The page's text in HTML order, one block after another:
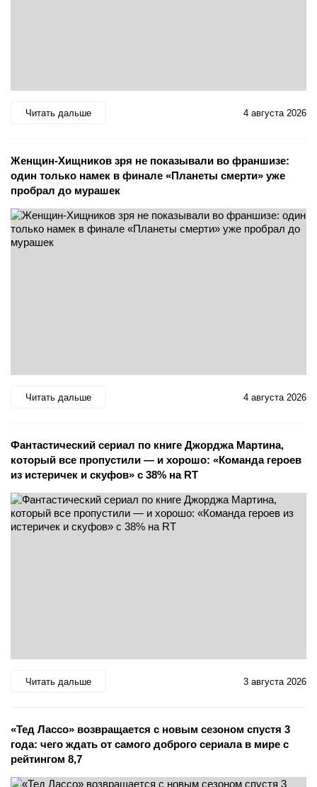
Читать дальше 4 августа 2026
Женщин-Хищников зря не показывали во франшизе:
один только намек в финале «Планеты смерти» уже
пробрал до мурашек
Читать дальше 4 августа 2026
Фантастический сериал по книге Джорджа Мартина,
который все пропустили — и хорошо: «Команда героев
из истеричек и скуфов» с 38% на RT
Читать дальше 3 августа 2026
«Тед Лассо» возвращается с новым сезоном спустя 3
года: чего ждать от самого доброго сериала в мире с
рейтингом 8,7